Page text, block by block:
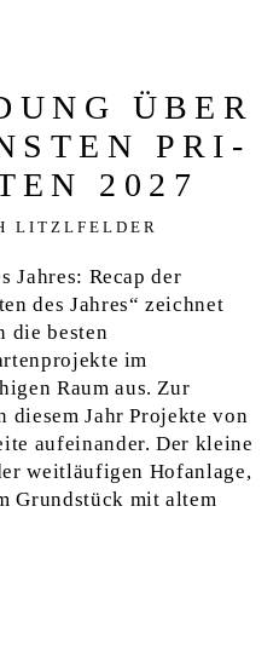
ÜBER
PRI­
2027
LITZLFELDER
Jahres: Recap der
des Jahres“ zeichnet
die besten
im
Raum aus. Zur
diesem Jahr Projekte von
aufeinander. Der kleine
weitläufigen Hofanlage,
Grundstück mit altem